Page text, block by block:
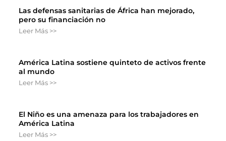
Las defensas sanitarias de África han mejorado,
pero su financiación no
Leer Más >>
América Latina sostiene quinteto de activos frente
al mundo
Leer Más >>
El Niño es una amenaza para los trabajadores en
América Latina
Leer Más >>